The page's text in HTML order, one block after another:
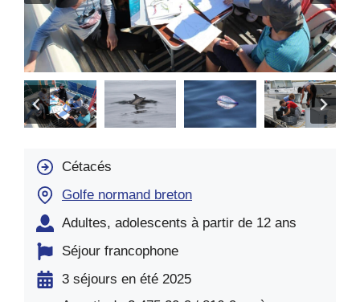
Cétacés
Golfe normand breton
Adultes, adolescents à partir de 12 ans
Séjour francophone
3 séjours en été 2025